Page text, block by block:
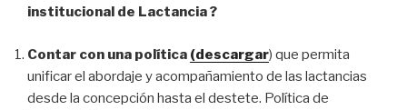
institucional de Lactancia ?
Contar con una política (descargar) que permita
unificar el abordaje y acompañamiento de las lactancias
desde la concepción hasta el destete. Política de